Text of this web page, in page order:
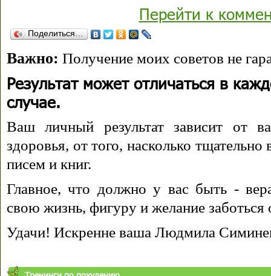
Перейти к
Поделиться…
Важно: Получение моих советов не
Результат может отличаться в
случае.
Ваш личный результат зависит от
здоровья, от того, насколько
писем и книг.
Главное, что должно у вас быть -
свою жизнь, фигуру и желание заботься
Удачи! Искренне ваша Людмила